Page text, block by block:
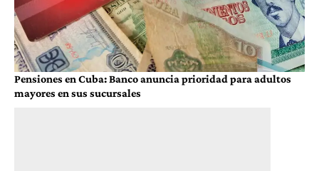
Pensiones en Cuba: Banco anuncia prioridad para adultos
mayores en sus sucursales